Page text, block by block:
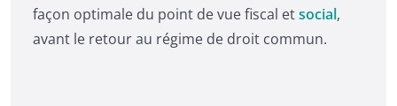
façon optimale du point de vue fiscal etsocial,
avant le retour au régime de droit commun.